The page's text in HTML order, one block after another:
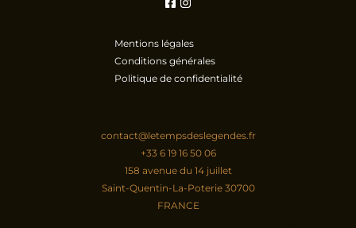
Mentions légales
Conditions générales
Politique de confidentialité
contact@letempsdeslegendes.fr
+33 6 19 16 50 06
158 avenue du 14 juillet
Saint-Quentin-La-Poterie 30700
FRANCE